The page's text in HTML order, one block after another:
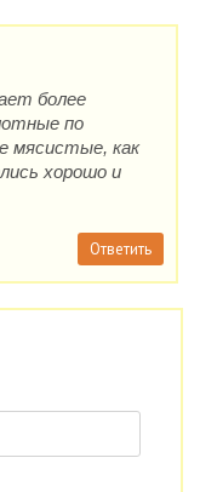
более
по
мясистые, как
хорошо и
Ответить